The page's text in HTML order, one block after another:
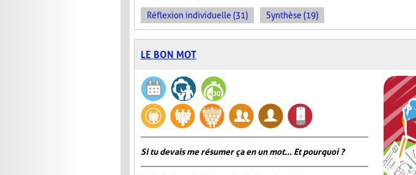
Réflexion individuelle (31) Synthèse (19)
LE BON MOT
Si tu devais me résumer ça en un mot... Et pourquoi ?